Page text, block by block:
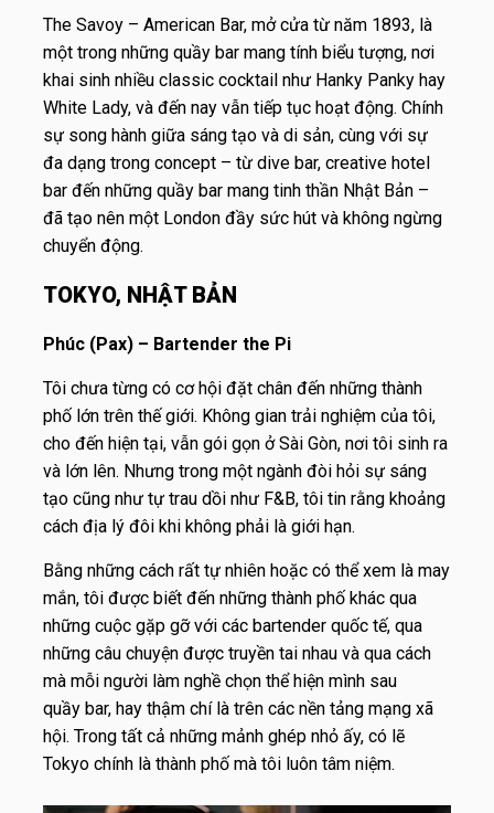
The Savoy – American Bar, mở cửa từ năm 1893, là
một trong những quầy bar mang tính biểu tượng, nơi
khai sinh nhiều classic cocktail như Hanky Panky hay
White Lady, và đến nay vẫn tiếp tục hoạt động. Chính
sự song hành giữa sáng tạo và di sản, cùng với sự
đa dạng trong concept – từ dive bar, creative hotel
bar đến những quầy bar mang tinh thần Nhật Bản –
đã tạo nên một London đầy sức hút và không ngừng
chuyển động.
TOKYO, NHẬT BẢN
Phúc (Pax) – Bartender the Pi
Tôi chưa từng có cơ hội đặt chân đến những thành
phố lớn trên thế giới. Không gian trải nghiệm của tôi,
cho đến hiện tại, vẫn gói gọn ở Sài Gòn, nơi tôi sinh ra
và lớn lên. Nhưng trong một ngành đòi hỏi sự sáng
tạo cũng như tự trau dồi như F&B, tôi tin rằng khoảng
cách địa lý đôi khi không phải là giới hạn.
Bằng những cách rất tự nhiên hoặc có thể xem là may
mắn, tôi được biết đến những thành phố khác qua
những cuộc gặp gỡ với các bartender quốc tế, qua
những câu chuyện được truyền tai nhau và qua cách
mà mỗi người làm nghề chọn thể hiện mình sau
quầy bar, hay thậm chí là trên các nền tảng mạng xã
hội. Trong tất cả những mảnh ghép nhỏ ấy, có lẽ
Tokyo chính là thành phố mà tôi luôn tâm niệm.